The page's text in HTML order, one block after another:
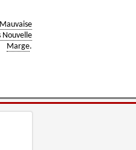
Nouvelle
Marge.